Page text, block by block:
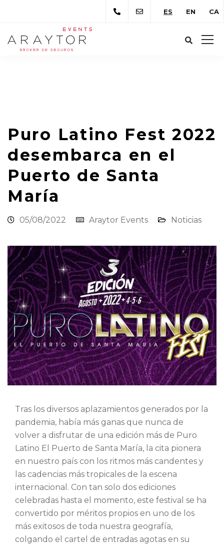
CA
EN
ES
Puro Latino Fest 2022
desembarca en el
Puerto de Santa
María
05/08/2022 Araytor Events Noticias
Tras los diversos aplazamientos generados por la
pandemia, había más ganas que nunca de
volver a disfrutar de una edición más de Puro
Latino El Puerto de Santa María, la cita pionera
en nuestro país con los ritmos más candentes y
las cadencias más tropicales de la escena
internacional. Con tan solo dos ediciones
celebradas hasta el momento, este festival se ha
convertido por méritos propios en uno de los
más exitosos de toda nuestra geografía,
colgando el cartel de entradas agotas en su